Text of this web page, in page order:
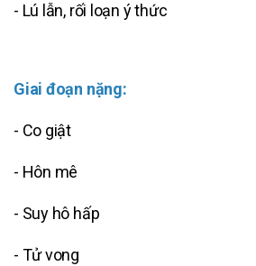
- Lú lẫn, rối loạn ý thức
Giai đoạn nặng:
- Co giật
- Hôn mê
- Suy hô hấp
- Tử vong